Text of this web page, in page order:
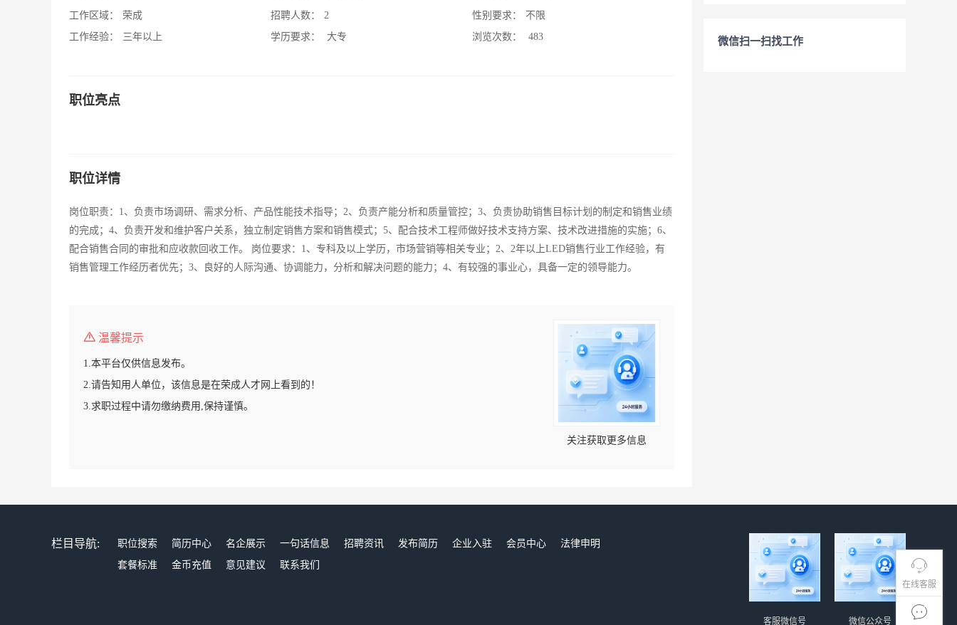
在线客服
工作区域：
荣成
工作经验：
三年以上
招聘人数：
2
学历要求：
大专
性别要求：
不限
浏览次数：
483
职位亮点
职位详情
岗位职责：1、负责市场调研、需求分析、产品性能技术指导；2、负责产能分析和质量管控；3、负责协助销售目标计划的制定和销售业绩
的完成；4、负责开发和维护客户关系，独立制定销售方案和销售模式；5、配合技术工程师做好技术支持方案、技术改进措施的实施；6、
配合销售合同的审批和应收款回收工作。 岗位要求：1、专科及以上学历，市场营销等相关专业；2、2年以上LED销售行业工作经验，有
销售管理工作经历者优先；3、良好的人际沟通、协调能力，分析和解决问题的能力；4、有较强的事业心，具备一定的领导能力。
温馨提示
1.本平台仅供信息发布。
2.请告知用人单位，该信息是在荣成人才网上看到的！
3.求职过程中请勿缴纳费用,保持谨慎。
关注获取更多信息
微信扫一扫找工作
栏目导航: 职位搜索 简历中心 名企展示 一句话信息 招聘资讯 发布简历 企业入驻 会员中心
法律申明
套餐标准
金币充值 意见建议 联系我们
微信公众号
客服微信号